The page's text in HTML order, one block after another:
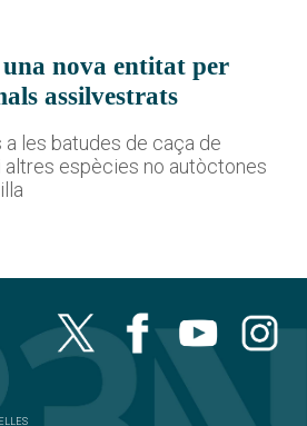
nova entitat per
assilvestrats
les batudes de caça de
altres espècies no autòctones